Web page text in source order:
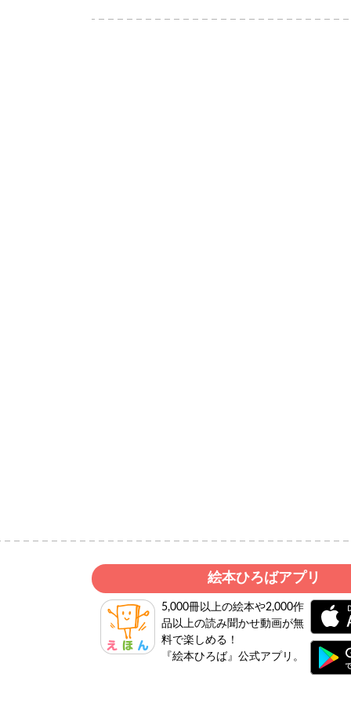
絵本ひろばアプリ
5,000冊以上の絵本や2,000作
品以上の読み聞かせ動画が無
料で楽しめる！
『絵本ひろば』公式アプリ。